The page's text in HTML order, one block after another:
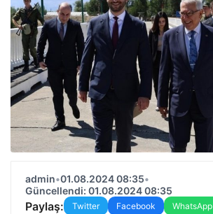
admin•01.08.2024 08:35•
Güncellendi: 01.08.2024 08:35
Paylaş: Twitter Facebook WhatsApp